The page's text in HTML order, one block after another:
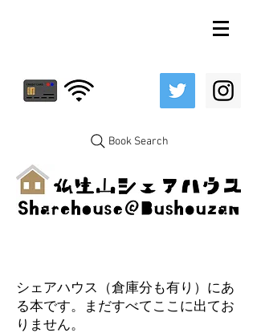
Book Search
シェアハウス（倉庫分も有り）にあ
る本です。まだすべてここに出てお
りません。